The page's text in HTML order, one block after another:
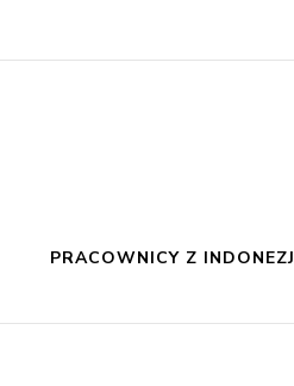
PRACOWNICY Z